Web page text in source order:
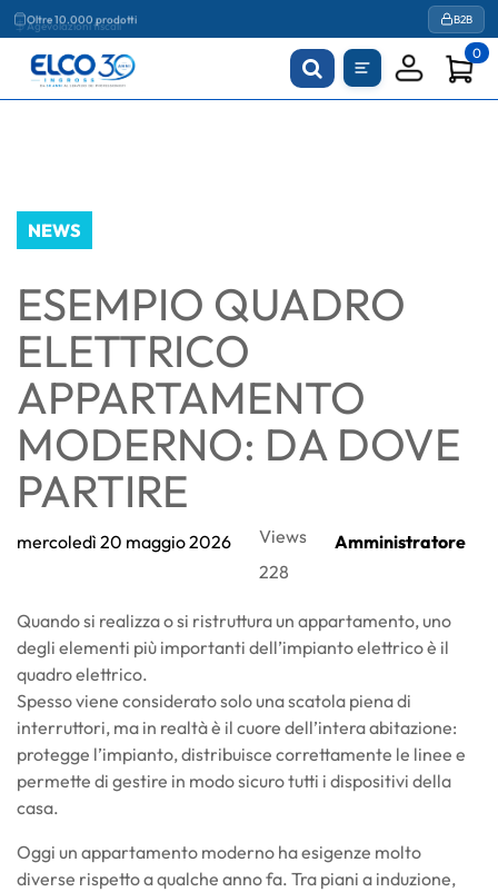
Agevolazioni fiscali B2B
0
NEWS
ESEMPIO QUADRO
ELETTRICO
APPARTAMENTO
MODERNO: DA DOVE
PARTIRE
mercoledì 20 maggio2026
Views
228
Amministratore
Quando si realizza o si ristruttura un appartamento, uno
degli elementi più importanti dell’impianto elettrico è il
quadro elettrico.
Spesso viene considerato solo una scatola piena di
interruttori, ma in realtà è il cuore dell’intera abitazione:
protegge l’impianto, distribuisce correttamente le linee e
permette di gestire in modo sicuro tutti i dispositivi della
casa.
Oggi un appartamento moderno ha esigenze molto
diverse rispetto a qualche anno fa. Tra piani a induzione,